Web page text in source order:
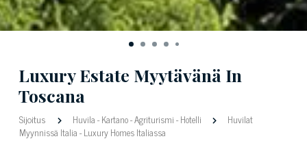
Luxury Estate Myytävänä In
Toscana
Sijoitus Huvila-Kartano-Agriturismi-Hotelli
Huvilat
Myynnissä Italia - Luxury Homes Italiassa